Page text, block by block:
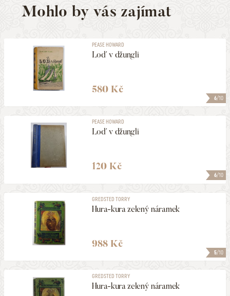
Mohlo by vás zajímat
6/10
PEASE HOWARD
Loď v džungli
580 Kč
6/10
PEASE HOWARD
Loď v džungli
120 Kč
5/10
GREDSTED TORRY
Hura-kura zelený náramek
988 Kč
GREDSTED TORRY
Hura-kura zelený náramek